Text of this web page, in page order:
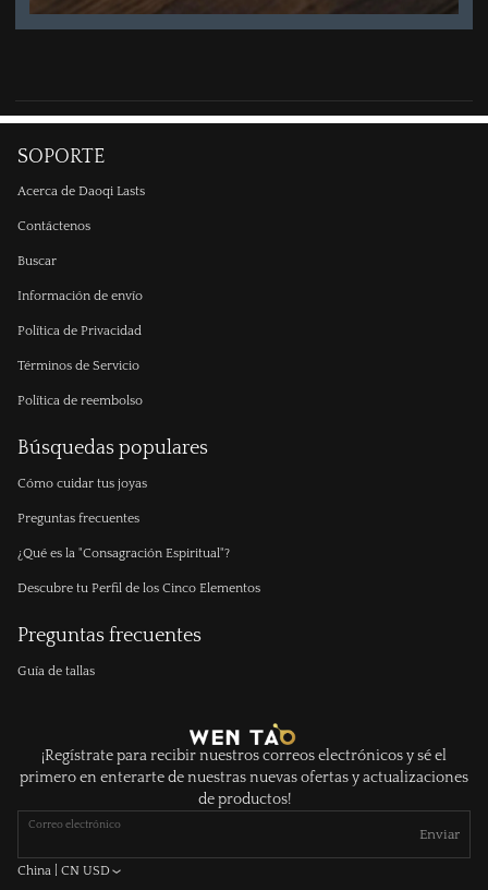
SOPORTE
Acerca de Daoqi Lasts
Contáctenos
Buscar
Información de envío
Política de Privacidad
Términos de Servicio
Política de reembolso
Búsquedas populares
Cómo cuidar tus joyas
Preguntas frecuentes
¿Qué es la "Consagración Espiritual"?
Descubre tu Perfil de los Cinco Elementos
Preguntas frecuentes
Guía de tallas
¡Regístrate para recibir nuestros correos electrónicos y sé el
primero en enterarte de nuestras nuevas ofertas y actualizaciones
de productos!
Correo electrónico
Enviar
China | CN USD